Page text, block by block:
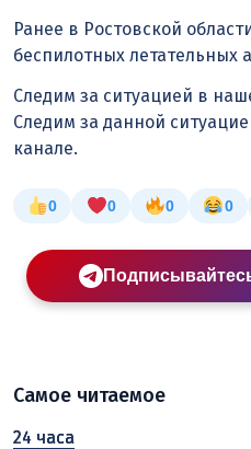
Ранее в Ростовской
беспилотных летательных
Следим за ситуацией в
Следим за данной
канале.
0 0 0 0
Самое читаемое
24 часа